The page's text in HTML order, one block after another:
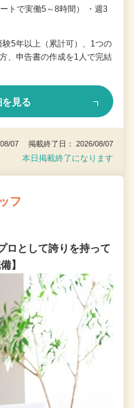
トで実働5～8時間） ・週3
験5年以上（累計可）、1つの
、申告書の作成を1人で完結
見る
08/07 掲載終了日： 2026/08/07
本日掲載終了になります
フ
ロとして誇りを持って
】